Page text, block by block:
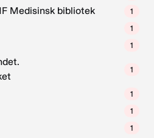
Medisinsk bibliotek 1
1
1
1
1
1
1